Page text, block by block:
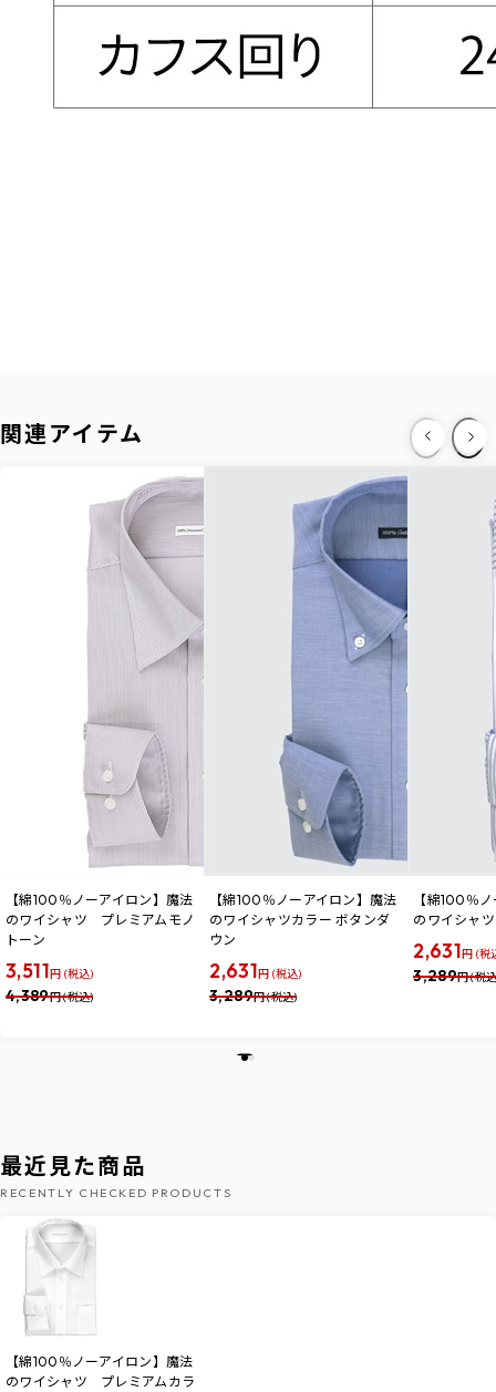
関連アイテム
【綿100％ノーアイロン】魔法
のワイシャツ プレミアムモノ
トーン
3,511円 (税込)
4,389円 (税込)
【綿100％ノーアイロン】魔法
のワイシャツカラー ボタンダ
ウン
2,631円 (税込)
3,289円 (税込)
【綿100％
のワイシャ
2,631円 (税
3,289円 (税
最近見た商品
RECENTLY CHECKED PRODUCTS
【綿100％ノーアイロン】魔法
のワイシャツ プレミアムカラ